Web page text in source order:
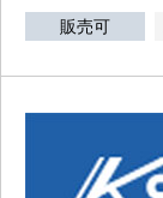
販売可